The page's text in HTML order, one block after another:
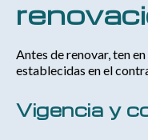
Antes de renovar, ten
establecidas en el
Vigencia y